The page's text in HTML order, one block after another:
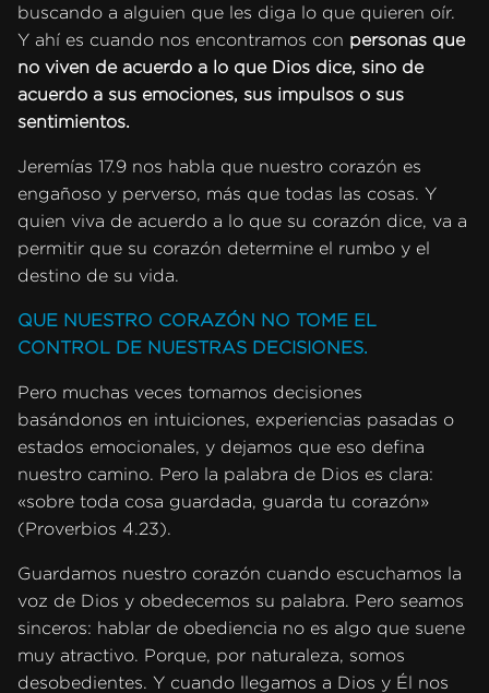
buscando a alguien que les diga lo que quieren oír.
Y ahí es cuando nos encontramos con personas que
no viven de acuerdo a lo que Dios dice, sino de
acuerdo a sus emociones, sus impulsos o sus
sentimientos.
Jeremías 17.9 nos habla que nuestro corazón es
engañoso y perverso, más que todas las cosas. Y
quien viva de acuerdo a lo que su corazón dice, va a
permitir que su corazón determine el rumbo y el
destino de su vida.
QUE NUESTRO CORAZÓN NO TOME EL
CONTROL DE NUESTRAS DECISIONES.
Pero muchas veces tomamos decisiones
basándonos en intuiciones, experiencias pasadas o
estados emocionales, y dejamos que eso defina
nuestro camino. Pero la palabra de Dios es clara:
«sobre toda cosa guardada, guarda tu corazón»
(Proverbios 4.23).
Guardamos nuestro corazón cuando escuchamos la
voz de Dios y obedecemos su palabra. Pero seamos
sinceros: hablar de obediencia no es algo que suene
muy atractivo. Porque, por naturaleza, somos
desobedientes. Y cuando llegamos a Dios y Él nos